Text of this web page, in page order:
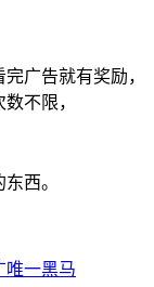
广告就有奖励，
不限，
西。